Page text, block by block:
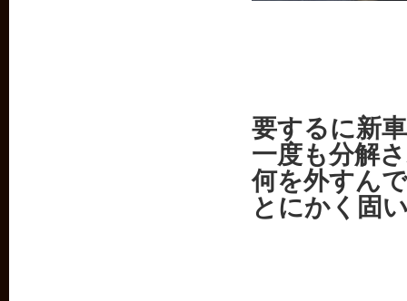
要するに新
一度も分解
何を外すん
とにかく固